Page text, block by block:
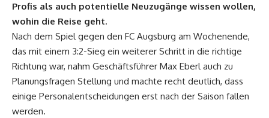
Profis als auch potentielle Neuzugänge wissen wollen,
wohin die Reise geht.
Nach dem Spiel gegen den FC Augsburg am Wochenende,
das mit einem 3:2-Sieg ein weiterer Schritt in die richtige
Richtung war, nahm Geschäftsführer Max Eberl auch zu
Planungsfragen Stellung und machte recht deutlich, dass
einige Personalentscheidungen erst nach der Saison fallen
werden.